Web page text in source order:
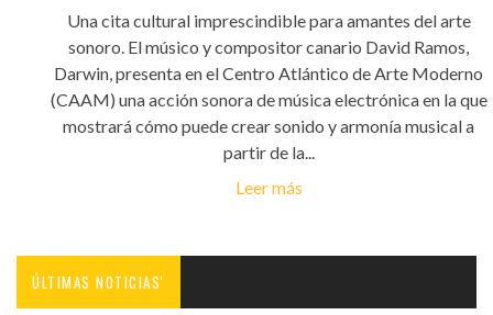
Una cita cultural imprescindible para amantes del arte
sonoro. El músico y compositor canario David Ramos,
Darwin, presenta en el Centro Atlántico de Arte Moderno
(CAAM) una acción sonora de música electrónica en la que
mostrará cómo puede crear sonido y armonía musical a
partir de la...
Leer más
ÚLTIMAS NOTICIAS'